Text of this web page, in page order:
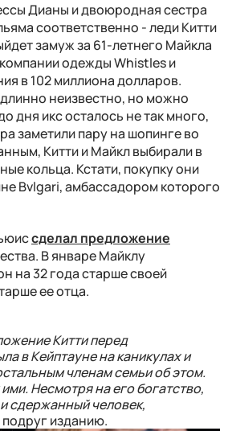
Дианы и двоюродная сестра
соответственно - леди Китти
замуж за 61-летнего Майкла
одежды Whistles и
в 102 миллиона долларов.
неизвестно, но можно
дня икс осталось не так много,
заметили пару на шопинге во
Китти и Майкл выбирали в
кольца. Кстати, покупку они
Bvlgari, амбассадором которого
сделал предложение
В январе Майклу
на 32 года старше своей
ее отца.
Китти перед
в Кейптауне на каникулах и
членам семьи об этом.
Несмотря на его богатство,
сдержанный человек,
подруг изданию.